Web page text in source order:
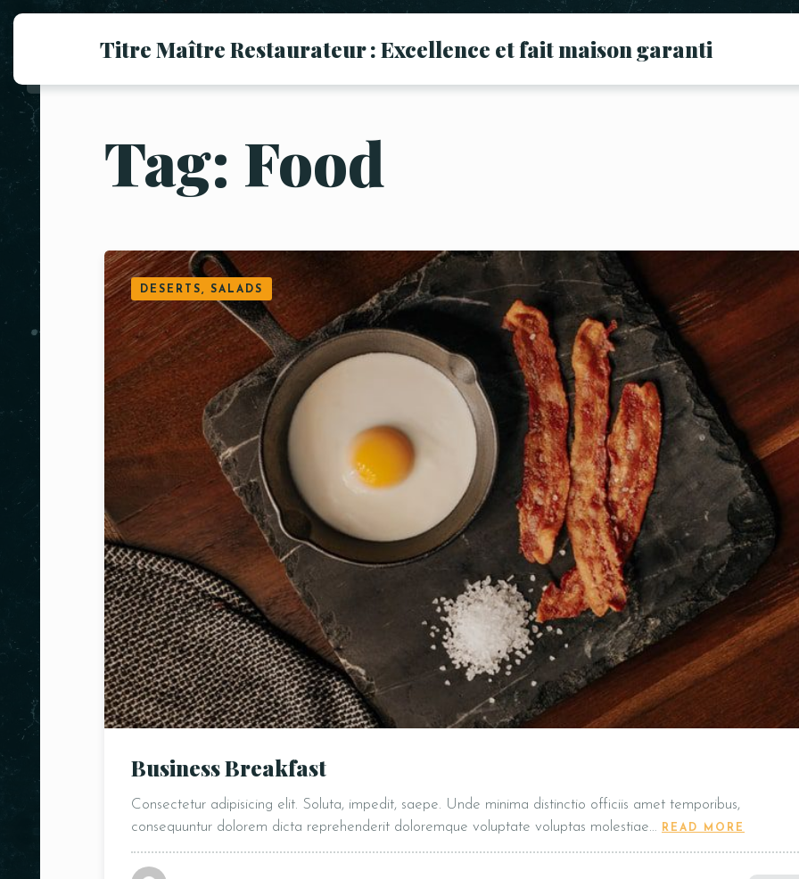
Titre Maître Restaurateur : Excellence et fait maison garanti
Tag: Food
DESERTS, SALADS
Business Breakfast
Consectetur adipisicing elit. Soluta, impedit, saepe. Unde minima distinctio officiis amet temporibus,
consequuntur dolorem dicta reprehenderit doloremque voluptate voluptas molestiae…
READ MORE